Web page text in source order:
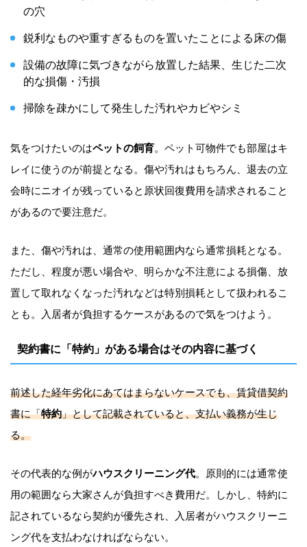
の穴
鋭利なものや重すぎるものを置いたことによる床の傷
設備の故障に気づきながら放置した結果、生じた二次
的な損傷・汚損
掃除を疎かにして発生した汚れやカビやシミ
気をつけたいのはペットの飼育。ペット可物件でも部屋はキ
レイに使うのが前提となる。傷や汚れはもちろん、退去の立
会時にニオイが残っていると原状回復費用を請求されること
があるので要注意だ。
また、傷や汚れは、通常の使用範囲内なら通常損耗となる。
ただし、程度が悪い場合や、明らかな不注意による損傷、放
置して取れなくなった汚れなどは特別損耗として扱われるこ
とも。入居者が負担するケースがあるので気をつけよう。
契約書に「特約」がある場合はその内容に基づく
前述した経年劣化にあてはまらないケースでも、賃貸借契約
書に「特約」として記載されていると、支払い義務が生じ
る。
その代表的な例がハウスクリーニング代。原則的には通常使
用の範囲なら大家さんが負担すべき費用だ。しかし、特約に
記されているなら契約が優先され、入居者がハウスクリーニ
ング代を支払わなければならない。